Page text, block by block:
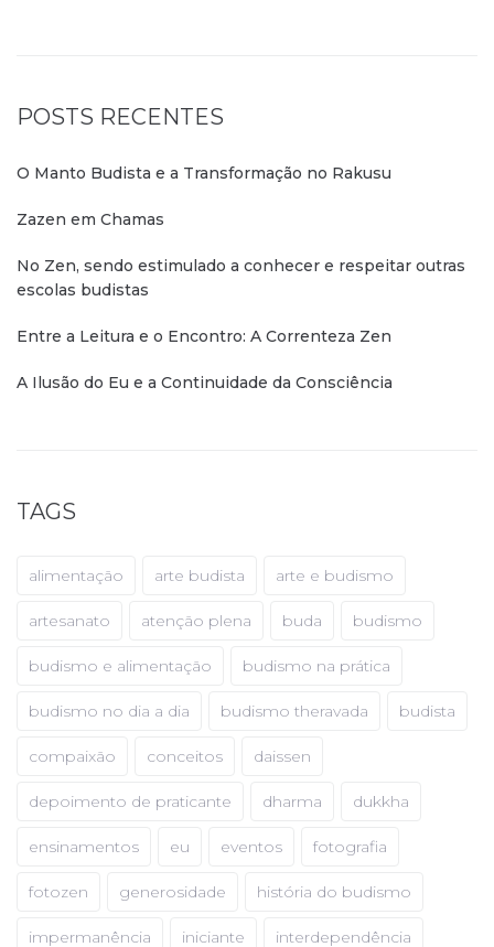
POSTS RECENTES
O Manto Budista e a Transformação no Rakusu
Zazen em Chamas
No Zen, sendo estimulado a conhecer e respeitar outras
escolas budistas
Entre a Leitura e o Encontro: A Correnteza Zen
A Ilusão do Eu e a Continuidade da Consciência
TAGS
alimentação arte budista arte e budismo
artesanato atenção plena buda budismo
budismo e alimentação budismo na prática
budismo no dia a dia budismo theravada budista
compaixão conceitos daissen
depoimento de praticante dharma dukkha
ensinamentos eu eventos fotografia
fotozen generosidade história do budismo
impermanência iniciante interdependência